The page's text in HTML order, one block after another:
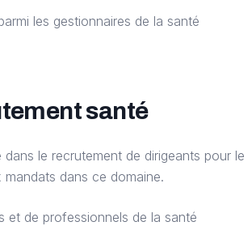
les gestionnaires de la santé
santé
le recrutement de dirigeants pour le
dans ce domaine.
et de professionnels de la santé